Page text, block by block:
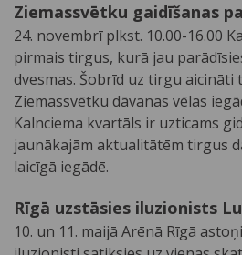
Ziemassvētku gaidīšanas
24. novembrī plkst. 10.00-16.00
pirmais tirgus, kurā jau
dvesmas. Šobrīd uz tirgu aicināti
Ziemassvētku dāvanas vēlas
Kalnciema kvartāls ir uzticams
jaunākajām aktualitātēm tirgus
laicīgā iegādē.
Rīgā uzstāsies iluzionists
10. un 11. maijā Arēnā Rīgā